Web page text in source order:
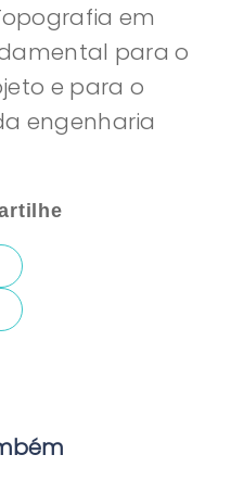
em
para o
e para o
engenharia